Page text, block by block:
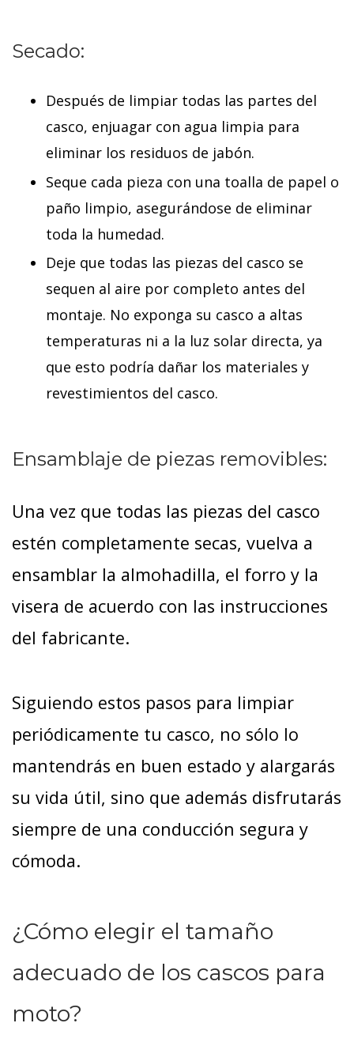
Secado:
Después de limpiar todas las partes del
casco, enjuagar con agua limpia para
eliminar los residuos de jabón.
Seque cada pieza con una toalla de papel o
paño limpio, asegurándose de eliminar
toda la humedad.
Deje que todas las piezas del casco se
sequen al aire por completo antes del
montaje. No exponga su casco a altas
temperaturas ni a la luz solar directa, ya
que esto podría dañar los materiales y
revestimientos del casco.
Ensamblaje de piezas removibles:
Una vez que todas las piezas del casco
estén completamente secas, vuelva a
ensamblar la almohadilla, el forro y la
visera de acuerdo con las instrucciones
del fabricante.
Siguiendo estos pasos para limpiar
periódicamente tu casco, no sólo lo
mantendrás en buen estado y alargarás
su vida útil, sino que además disfrutarás
siempre de una conducción segura y
cómoda.
¿Cómo elegir el tamaño
adecuado de los cascos para
moto?